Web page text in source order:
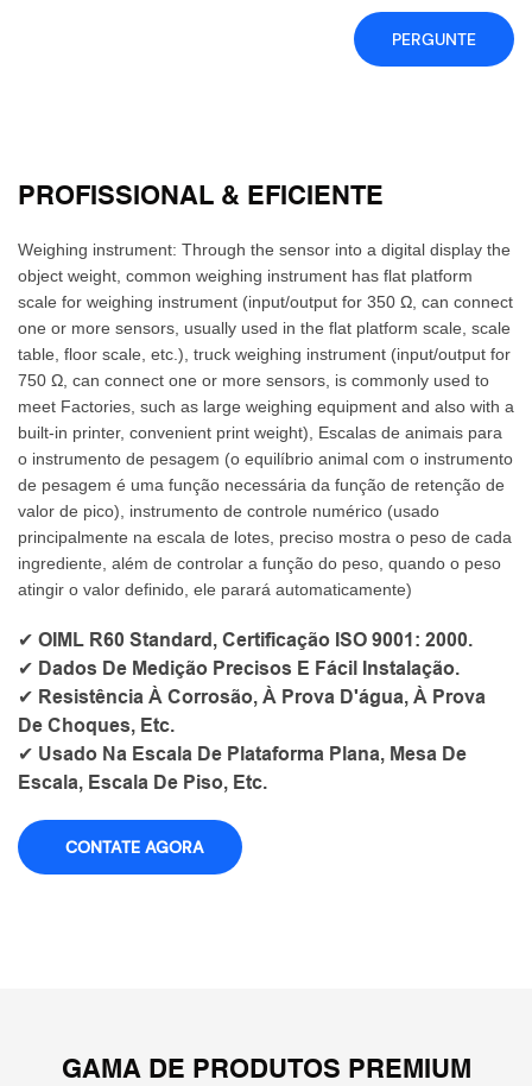
PERGUNTE
PROFISSIONAL & EFICIENTE
Weighing instrument: Through the sensor into a digital display the
object weight, common weighing instrument has flat platform
scale for weighing instrument (input/output for 350 Ω, can connect
one or more sensors, usually used in the flat platform scale, scale
table, floor scale, etc.), truck weighing instrument (input/output for
750 Ω, can connect one or more sensors, is commonly used to
meet Factories, such as large weighing equipment and also with a
built-in printer, convenient print weight), Escalas de animais para
o instrumento de pesagem (o equilíbrio animal com o instrumento
de pesagem é uma função necessária da função de retenção de
valor de pico), instrumento de controle numérico (usado
principalmente na escala de lotes, preciso mostra o peso de cada
ingrediente, além de controlar a função do peso, quando o peso
atingir o valor definido, ele parará automaticamente)
✔ OIML R60 Standard, Certificação ISO 9001: 2000.
✔ Dados De Medição Precisos E Fácil Instalação.
✔ Resistência À Corrosão, À Prova D'água, À Prova
De Choques, Etc.
✔ Usado Na Escala De Plataforma Plana, Mesa De
Escala, Escala De Piso, Etc.
CONTATE AGORA
GAMA DE PRODUTOS PREMIUM